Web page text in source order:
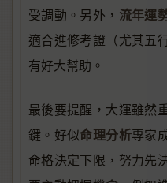
受調動。另外， 流年運
適合進修考證（尤其五
有好大幫助。
最後要提醒，大運雖然
鍵。好似命理分析專家
命格決定下限，努力先